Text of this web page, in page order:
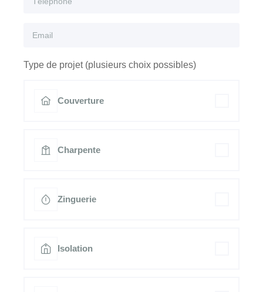
Type de projet (plusieurs choix possibles)
Couverture
Charpente
Zinguerie
Isolation